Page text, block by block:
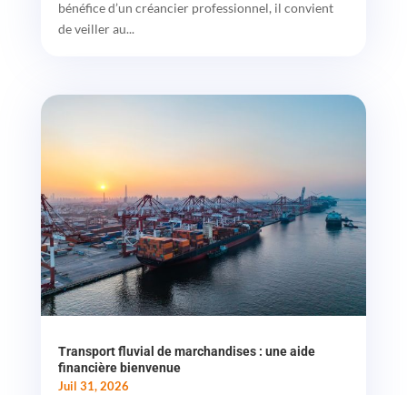
bénéfice d’un créancier professionnel, il convient
de veiller au...
Transport fluvial de marchandises : une aide
financière bienvenue
Juil 31, 2026